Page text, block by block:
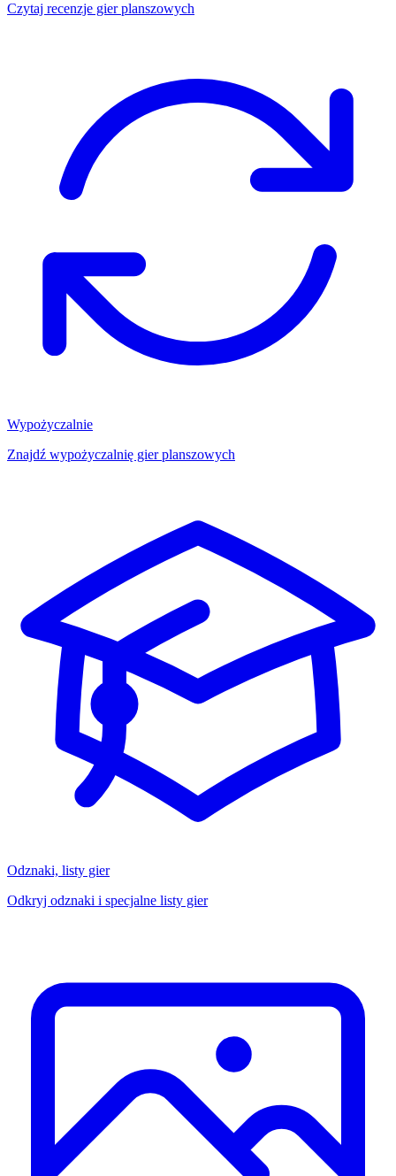
Czytaj recenzje gier planszowych
Wypożyczalnie
Znajdź wypożyczalnię gier planszowych
Odznaki, listy gier
Odkryj odznaki i specjalne listy gier